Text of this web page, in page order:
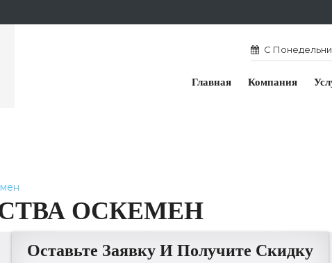
С
Главная Компания
ОСКЕМЕН
Оставьте Заявку И Получите Скидку